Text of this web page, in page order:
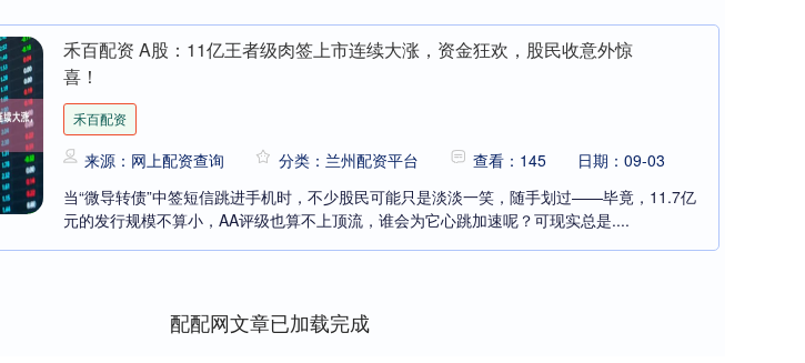
禾百配资 A股：11亿王者级肉签上市连续大涨，资金狂欢，股民收意外惊
喜！
禾百配资
来源：网上配资查询 分类：兰州配资平台 查看：145
日期：09-03
当“微导转债”中签短信跳进手机时，不少股民可能只是淡淡一笑，随手划过——毕竟，11.7亿
元的发行规模不算小，AA评级也算不上顶流，谁会为它心跳加速呢？可现实总是....
配配网文章已加载完成